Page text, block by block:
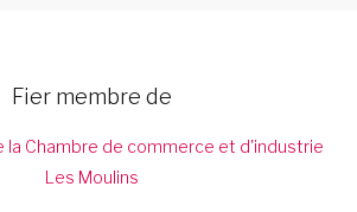
Fier membre de